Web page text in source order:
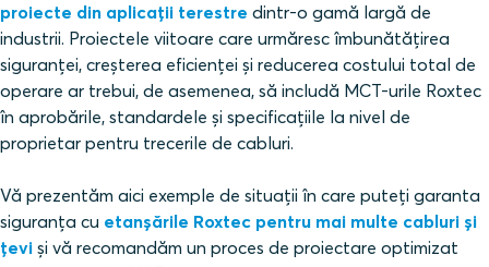
proiecte din aplicații terestre dintr-o gamă largă de
industrii. Proiectele viitoare care urmăresc îmbunătățirea
siguranței, creșterea eficienței și reducerea costului total de
operare ar trebui, de asemenea, să includă MCT‑urile Roxtec
în aprobările, standardele și specificațiile la nivel de
proprietar pentru trecerile de cabluri.
Vă prezentăm aici exemple de situații în care puteți garanta
siguranța cu etanșările Roxtec pentru mai multe cabluri și
țevi și vă recomandăm un proces de proiectare optimizat